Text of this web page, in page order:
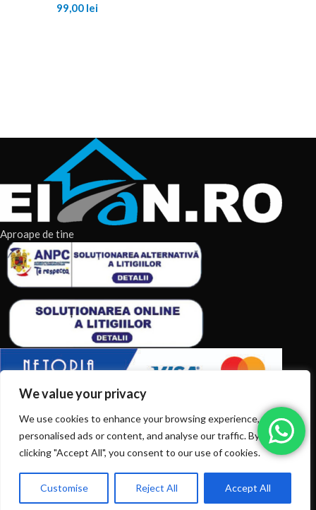
We value your privacy
We use cookies to enhance your browsing experience, serve
personalised ads or content, and analyse our traffic. By
clicking "Accept All", you consent to our use of cookies.
Customise Reject All Accept All
Ai intrebări? Sună la: +40720366616
99,00 lei
Aproape de tine
ARTICOLE RECENTE
TERMENI & CONDITII
CATEGORII DE PRODUSE
0